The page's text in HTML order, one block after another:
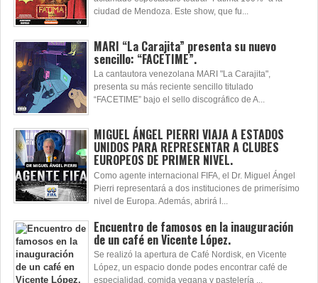
ciudad de Mendoza. Este show, que fu...
MARI “La Carajita” presenta su nuevo
sencillo: “FACETIME”.
La cantautora venezolana MARI "La Carajita",
presenta su más reciente sencillo titulado
“FACETIME” bajo el sello discográfico de A...
MIGUEL ÁNGEL PIERRI VIAJA A ESTADOS
UNIDOS PARA REPRESENTAR A CLUBES
EUROPEOS DE PRIMER NIVEL.
Como agente internacional FIFA, el Dr. Miguel Ángel
Pierri representará a dos instituciones de primerísimo
nivel de Europa. Además, abrirá l...
Encuentro de famosos en la inauguración
de un café en Vicente López.
Se realizó la apertura de Café Nordisk, en Vicente
López, un espacio donde podes encontrar café de
especialidad, comida vegana y pastelería ...